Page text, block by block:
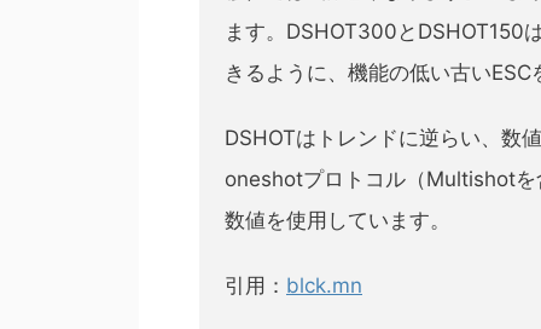
ます。DSHOT300とDSHOT150
きるように、機能の低い古い
DSHOTはトレンドに逆らい、数
oneshotプロトコル（Multishotを
数値を使用しています。
引用： blck.mn